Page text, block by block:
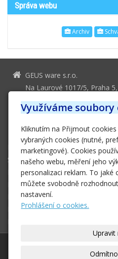
Správa webu
Archiv
GEUS ware s.r.o.
Na Laurové 1017/5, Praha
geus@geus.cz
251 552 161
Domů
Software
Hardware
E-SHOP
Podpora
Ke stažení
GEUS ware
Využíváme soubory
Kliknutím na Přijmout
vybraných cookies (nutné,
marketingové). Cookies
našeho webu, měření jeho
personalizaci reklam. To jaké
můžete svobodně
nastavení.
Prohlášení o cookies.
Upravit